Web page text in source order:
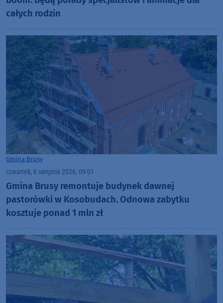
całych rodzin
Gmina Brusy
czwartek, 6 sierpnia 2026, 09:01
Gmina Brusy remontuje budynek dawnej
pastorówki w Kosobudach. Odnowa zabytku
kosztuje ponad 1 mln zł